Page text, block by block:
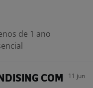
de 1 ano
COM
11 jun